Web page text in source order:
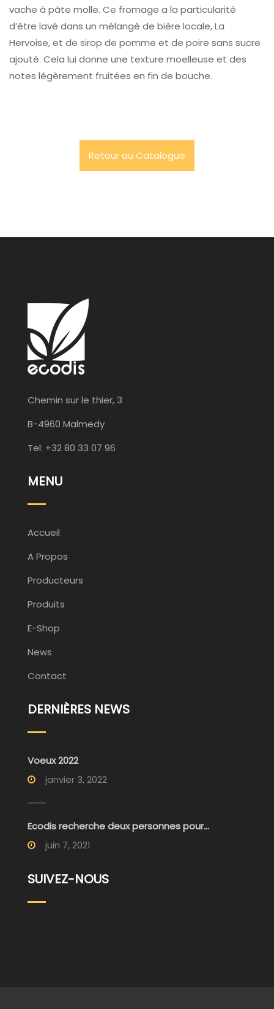
vache à pâte molle. Ce fromage a la particularité
d’être lavé dans un mélangé de bière locale, La
Hervoise, et de sirop de pomme et de poire sans sucre
ajouté. Cela lui donne une texture moelleuse et des
notes légèrement fruitées en fin de bouche.
Retour au Catalogue
Chemin sur le thier, 3
B-4960 Malmedy
Tel: +32 80 33 07 96
MENU
Accueil
A Propos
Producteurs
Produits
E-Shop
News
Contact
DERNIÈRES NEWS
Voeux 2022
janvier 3, 2022
Ecodis recherche deux personnes pour...
juin 7, 2021
SUIVEZ-NOUS